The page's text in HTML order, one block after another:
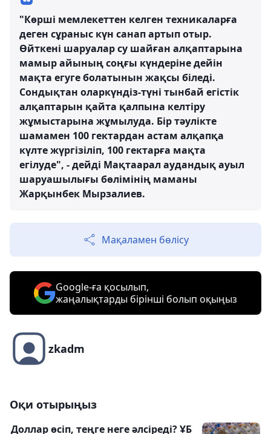
"Көрші мемлекеттен келген техникаларға
деген сұраныс күн санап артып отыр.
Өйткені шаруалар су шайған алқаптарына
мамыр айының соңғы күндеріне дейін
мақта егуге болатынын жақсы біледі.
Сондықтан оларкүндіз-түні тынбай егістік
алқаптарын қайта қалпына келтіру
жұмыстарына жұмылуда. Бір тәулікте
шамамен 100 гектардан астам алқапқа
күлте жүргізіліп, 100 гектарға мақта
егілуде", - дейді Мақтаарал аудандық ауыл
шаруашылығы бөлімінің маманы
Жарқынбек Мырзалиев.
Мақаламен бөлісу
Google-ға қосылып,
жаңалықтарды бірінші болып оқыңыз
zkadm
Оқи отырыңыз
Доллар өсіп, теңге неге әлсіреді? ҰБ